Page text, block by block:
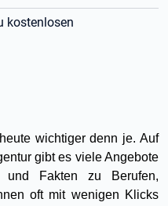
kostenlosen
wichtiger denn je. Auf
gibt es viele Angebote
und Fakten zu Berufen,
oft mit wenigen Klicks